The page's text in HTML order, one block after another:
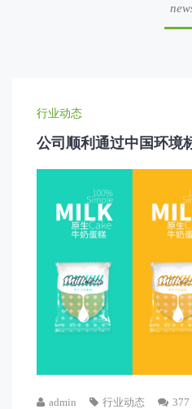
行业动态
公司顺利通过中国环境
admin 行业动态 377